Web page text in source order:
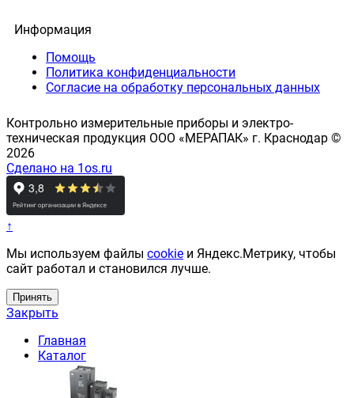
Информация
Помощь
Политика конфиденциальности
Согласие на обработку персональных данных
Контрольно измерительные приборы и электро-
техническая продукция ООО «МЕРАПАК» г. Краснодар ©
2026
Сделано на 1os.ru
↑
Мы используем файлы cookie и Яндекс.Метрику, чтобы
сайт работал и становился лучше.
Принять
Закрыть
Главная
Каталог